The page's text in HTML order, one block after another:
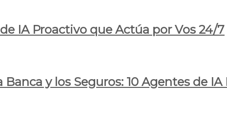
IA Proactivo que Actúa por Vos 24/7
y los Seguros: 10 Agentes de